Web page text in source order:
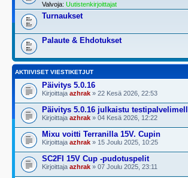
Valvoja: Uutistenkirjoittajat
Turnaukset
Palaute & Ehdotukset
AKTIIVISET VIESTIKETJUT
Päivitys 5.0.16
Kirjoittaja azhrak » 22 Kesä 2026, 22:53
Päivitys 5.0.16 julkaistu
Kirjoittaja azhrak » 04 Kesä 2026, 12:22
Mixu voitti Terranilla 15V. Cupin
Kirjoittaja azhrak » 15 Joulu 2025, 10:25
SC2FI 15V Cup -pudotuspelit
Kirjoittaja azhrak » 07 Joulu 2025, 23:11